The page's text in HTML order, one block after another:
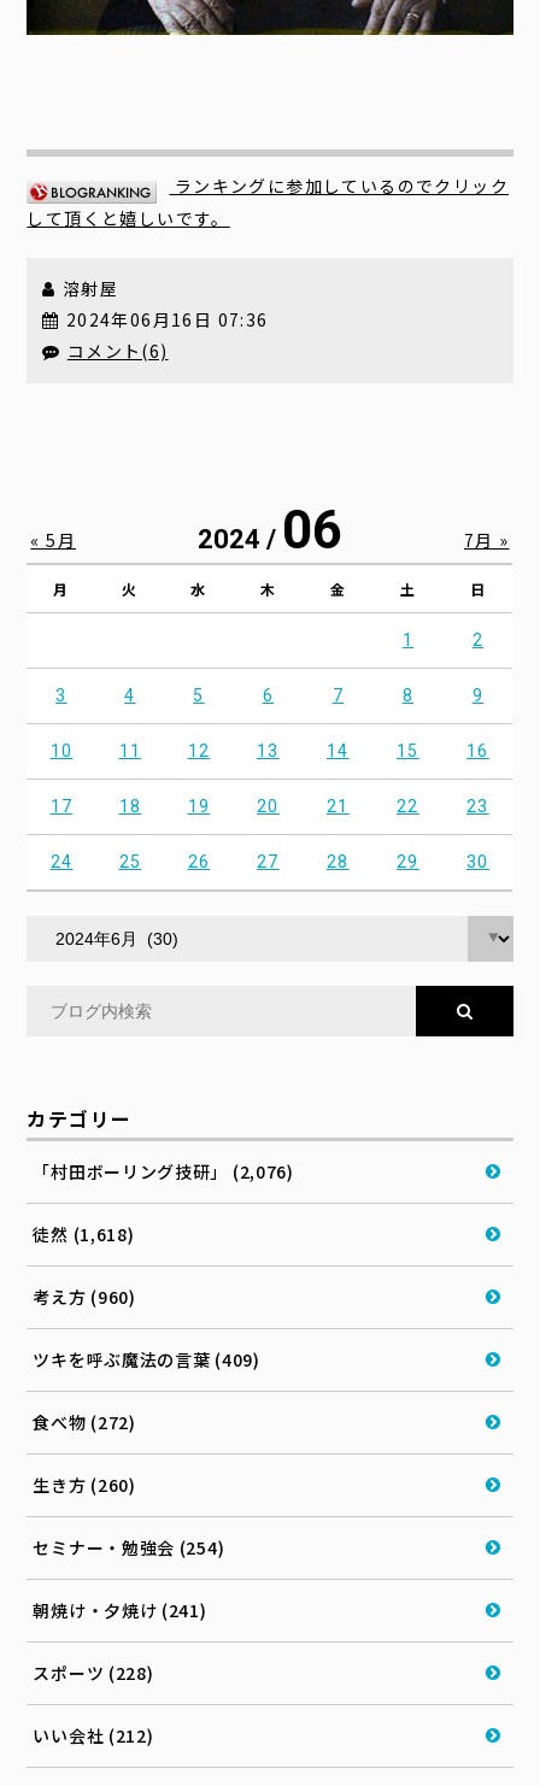
ランキングに参加しているのでクリック
して頂くと嬉しいです。
溶射屋
2024年06月16日 07:36
コメント(6)
2024 / 06
月 火 水 木 金 土 日
1 2
3 4 5 6 7 8 9
10 11 12 13 14 15 16
17 18 19 20 21 22 23
24 25 26 27 28 29 30
« 5月 7月 »
カテゴリー
「村田ボーリング技研」 (2,076)
徒然 (1,618)
考え方 (960)
ツキを呼ぶ魔法の言葉 (409)
食べ物 (272)
生き方 (260)
セミナー・勉強会 (254)
朝焼け・夕焼け (241)
スポーツ (228)
いい会社 (212)